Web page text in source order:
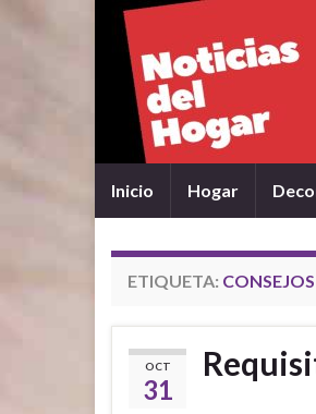
Inicio Hogar
ETIQUETA: CONSEJOS
OCT
31